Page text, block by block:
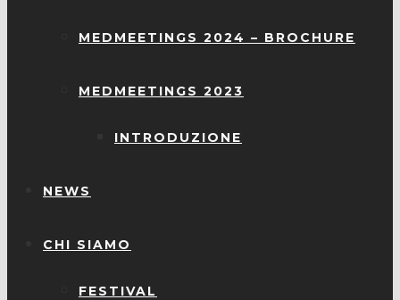
MEDMEETINGS 2024 – BROCHURE
MEDMEETINGS 2023
INTRODUZIONE
NEWS
CHI SIAMO
FESTIVAL